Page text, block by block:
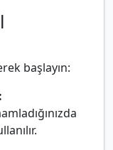
başlayın: